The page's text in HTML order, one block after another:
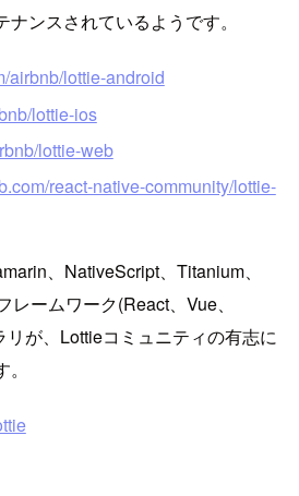
ンスされているようです。
airbnb/lottie-android
lottie-ios
lottie-web
react-native-community/lottie-
、NativeScript、Titanium、
ームワーク(React、Vue、
が、Lottieコミュニティの有志に